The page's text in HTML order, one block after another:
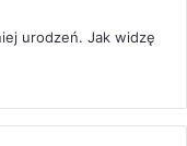
urodzeń. Jak widzę